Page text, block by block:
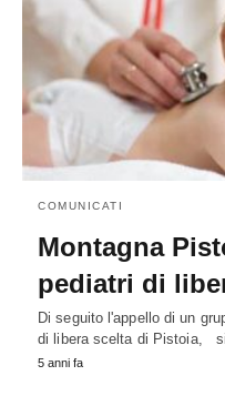
COMUNICATI
Montagna
pediatri di
Di seguito l'appello di un
di libera scelta di Pistoia,
5 anni fa